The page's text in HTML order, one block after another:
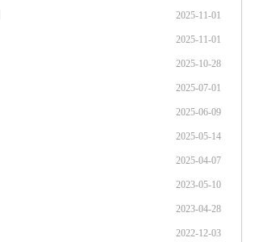
2025-11-01
2025-11-01
2025-10-28
2025-07-01
2025-06-09
2025-05-14
2025-04-07
2023-05-10
2023-04-28
2022-12-03